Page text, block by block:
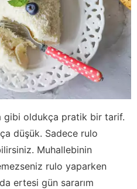
gibi oldukça pratik bir tarif.
düşük. Sadece rulo
Muhallebinin
rulo yaparken
ertesi gün sararım